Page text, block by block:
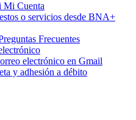
Mi Cuenta
o servicios desde BNA+
Frecuentes
electrónico en Gmail
y adhesión a débito